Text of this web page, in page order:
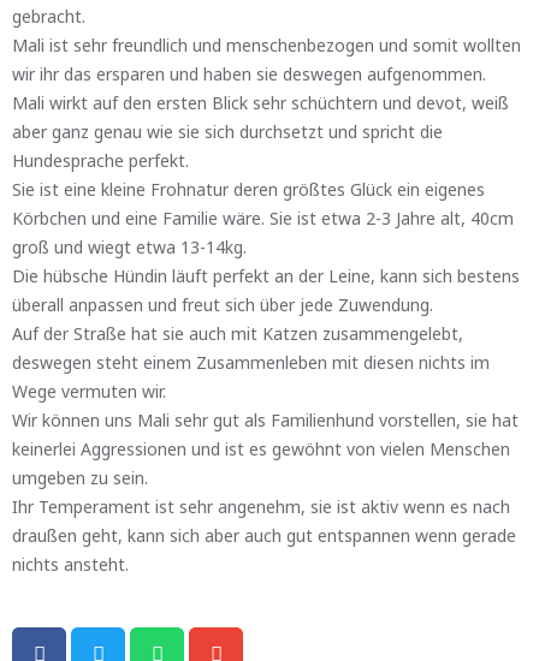
gebracht.
Mali ist sehr freundlich und menschenbezogen und somit wollten
wir ihr das ersparen und haben sie deswegen aufgenommen.
Mali wirkt auf den ersten Blick sehr schüchtern und devot, weiß
aber ganz genau wie sie sich durchsetzt und spricht die
Hundesprache perfekt.
Sie ist eine kleine Frohnatur deren größtes Glück ein eigenes
Körbchen und eine Familie wäre. Sie ist etwa 2-3 Jahre alt, 40cm
groß und wiegt etwa 13-14kg.
Die hübsche Hündin läuft perfekt an der Leine, kann sich bestens
überall anpassen und freut sich über jede Zuwendung.
Auf der Straße hat sie auch mit Katzen zusammengelebt,
deswegen steht einem Zusammenleben mit diesen nichts im
Wege vermuten wir.
Wir können uns Mali sehr gut als Familienhund vorstellen, sie hat
keinerlei Aggressionen und ist es gewöhnt von vielen Menschen
umgeben zu sein.
Ihr Temperament ist sehr angenehm, sie ist aktiv wenn es nach
draußen geht, kann sich aber auch gut entspannen wenn gerade
nichts ansteht.